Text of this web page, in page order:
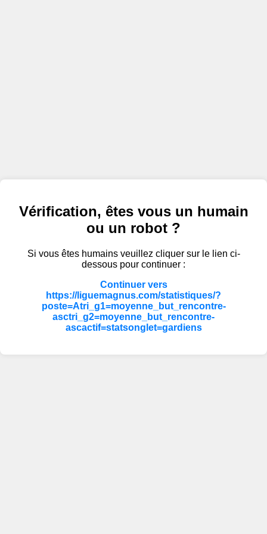
Vérification, êtes vous un humain
ou un robot ?
Si vous êtes humains veuillez cliquer sur le lien ci-
dessous pour continuer :
Continuer vers
https://liguemagnus.com/statistiques/?
poste=Atri_g1=moyenne_but_rencontre-
asctri_g2=moyenne_but_rencontre-
ascactif=statsonglet=gardiens